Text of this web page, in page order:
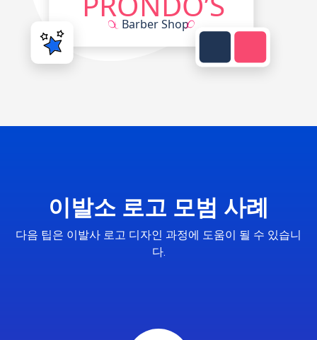
이발소 로고 모범 사례
다음 팁은 이발사 로고 디자인 과정에 도움이 될 수 있습니
다.